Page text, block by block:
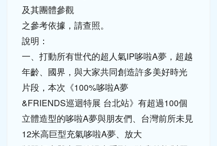
之參考依據，請查照。
說明：
一、打動所有世代的超人氣IP哆啦A夢，超越
年齡、國界，與大家共同創造許多美好時光
片段，本次《100%哆啦A夢
&FRIENDS巡迴特展 台北站》有超過100個
立體造型的哆啦A夢與朋友們、台灣前所未見
12米高巨型充氣哆啦A夢、放大
版單行本與大長篇漫畫系列、珍貴的複製原